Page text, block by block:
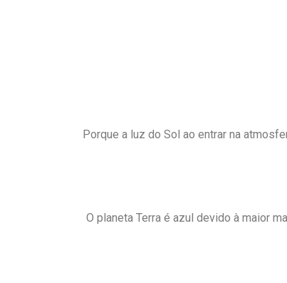
Porque a luz do Sol ao entrar na
O planeta Terra é azul devido à maior